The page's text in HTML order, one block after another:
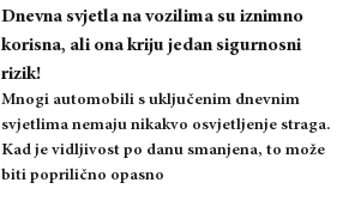
Dnevna svjetla na vozilima su iznimno
korisna, ali ona kriju jedan sigurnosni
rizik!
Mnogi automobili s uključenim dnevnim
svjetlima nemaju nikakvo osvjetljenje straga.
Kad je vidljivost po danu smanjena, to može
biti poprilično opasno